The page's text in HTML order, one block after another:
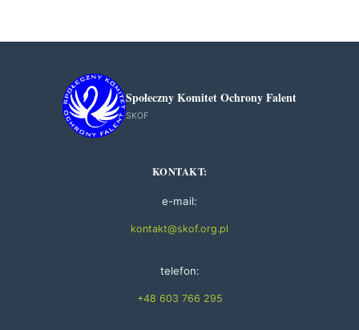
Społeczny Komitet Ochrony Falent
SKOF
KONTAKT:
e-mail:
kontakt@skof.org.pl
telefon:
+48 603 766 295